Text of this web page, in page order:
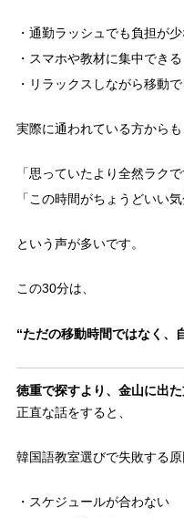
・通勤ラッシュでも負担が
・スマホや教材に集中できる
・リラックスしながら移動
実際に通われている方からも
「思っていたより全然ラクで
「この時間がちょうどいい
という声が多いです。
この30分は、
“ただの移動時間ではなく、
徳重で探すより、金山に出
正直な話をすると、
韓国語教室選びで失敗する原
・スケジュールが合わない